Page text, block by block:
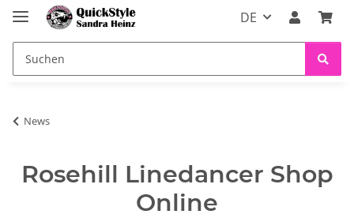
DE
News
Rosehill Linedancer Shop
Online